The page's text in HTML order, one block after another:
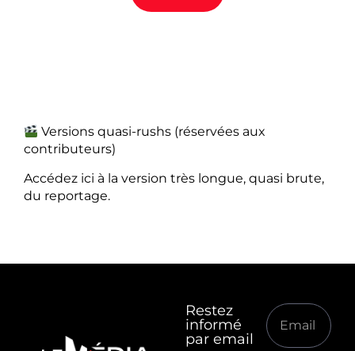
Versions quasi-rushs (réservées aux
contributeurs)
Accédez ici à la version très longue, quasi brute,
du reportage.
Restez
informé
par email